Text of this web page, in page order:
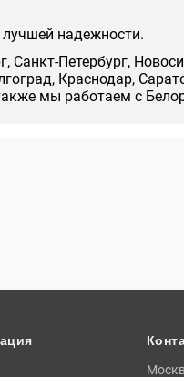
надежности.
Санкт-Петербург,
Краснодар,
мы работаем с